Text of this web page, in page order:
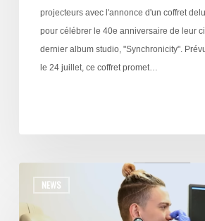
projecteurs avec l'annonce d'un coffret
pour célébrer le 40e anniversaire de leur
dernier album studio, "Synchronicity".
le 24 juillet, ce coffret promet…
NEWS